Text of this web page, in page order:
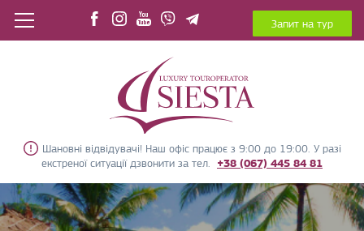
Шановні відвідувачі! Наш офіс працює з 9:00 до 19:00. У разі
екстреної ситуації дзвонити за тел. +38 (067) 445 84 81
Запит на тур